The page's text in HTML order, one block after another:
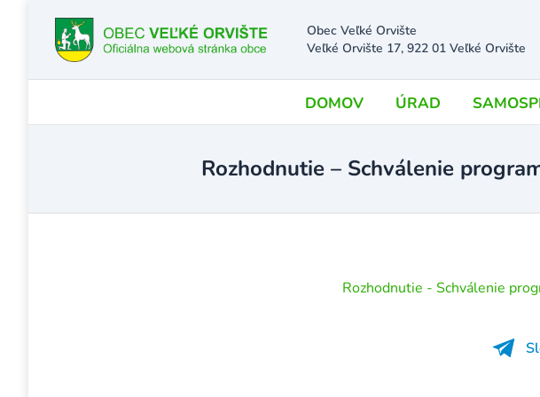
Obec Veľké Orvište
Veľké Orvište 17, 922 01 Veľké Orvište
DOMOV ÚRAD
Rozhodnutie – Schválenie
Rozhodnutie - Schválenie